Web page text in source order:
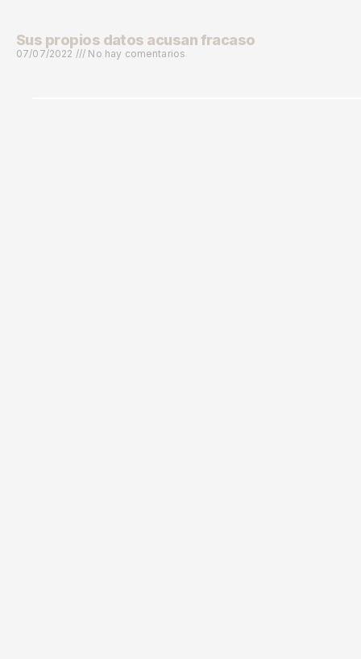
Sus propios datos acusan fracaso
07/07/2022 No hay comentarios